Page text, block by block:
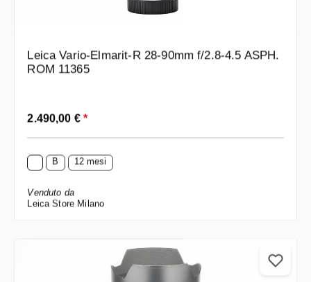
Leica Vario-Elmarit-R 28-90mm f/2.8-4.5 ASPH.
ROM 11365
Prezzo normale:
2.490,00 €*
B 12 mesi
Venduto da
Leica Store Milano